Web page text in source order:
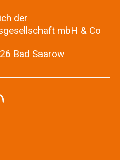
der
mbH & Co
Bad Saarow